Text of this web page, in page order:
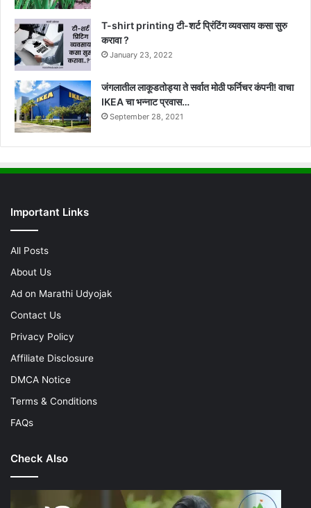
T-shirt printing टी-शर्ट प्रिंटिंग व्यवसाय कसा सुरु
करावा ?
January 23, 2022
जंगलातील लाकूडतोड्या ते सर्वात मोठी फर्निचर कंपनी! वाचा
IKEA चा भन्नाट प्रवास…
September 28, 2021
Important Links
All Posts
About Us
Ad on Marathi Udyojak
Contact Us
Privacy Policy
Affiliate Disclosure
DMCA Notice
Terms & Conditions
FAQs
Check Also